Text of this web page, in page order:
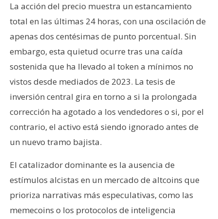
a
c
t
o
y
P
u
b
l
c
i
a
d
La acción del precio muestra un estancamiento
total en las últimas 24 horas, con una oscilación de
apenas dos centésimas de punto porcentual. Sin
embargo, esta quietud ocurre tras una caída
sostenida que ha llevado al token a mínimos no
vistos desde mediados de 2023. La tesis de
inversión central gira en torno a si la prolongada
corrección ha agotado a los vendedores o si, por el
contrario, el activo está siendo ignorado antes de
un nuevo tramo bajista.
El catalizador dominante es la ausencia de
estímulos alcistas en un mercado de altcoins que
prioriza narrativas más especulativas, como las
memecoins o los protocolos de inteligencia